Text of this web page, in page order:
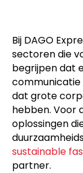
Bij DAGO
sectoren die
begrijpen dat
communicatie
dat grote
hebben. Voor
oplossingen
sustainable
partner.